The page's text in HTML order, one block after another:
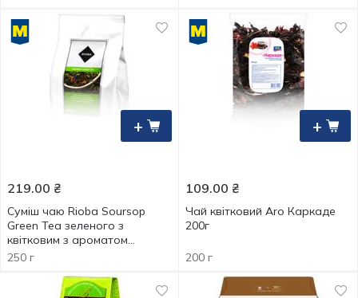
+
219.00 ₴
Суміш чаю Rioba Soursop
Green Tea зеленого з
квітковим з ароматом
саусепу 250г
250 г
+
109.00 ₴
Чай квітковий Aro Каркаде
200г
200 г